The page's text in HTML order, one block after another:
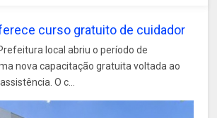
curso gratuito de cuidador
local abriu o período de
nova capacitação gratuita voltada ao
O c...